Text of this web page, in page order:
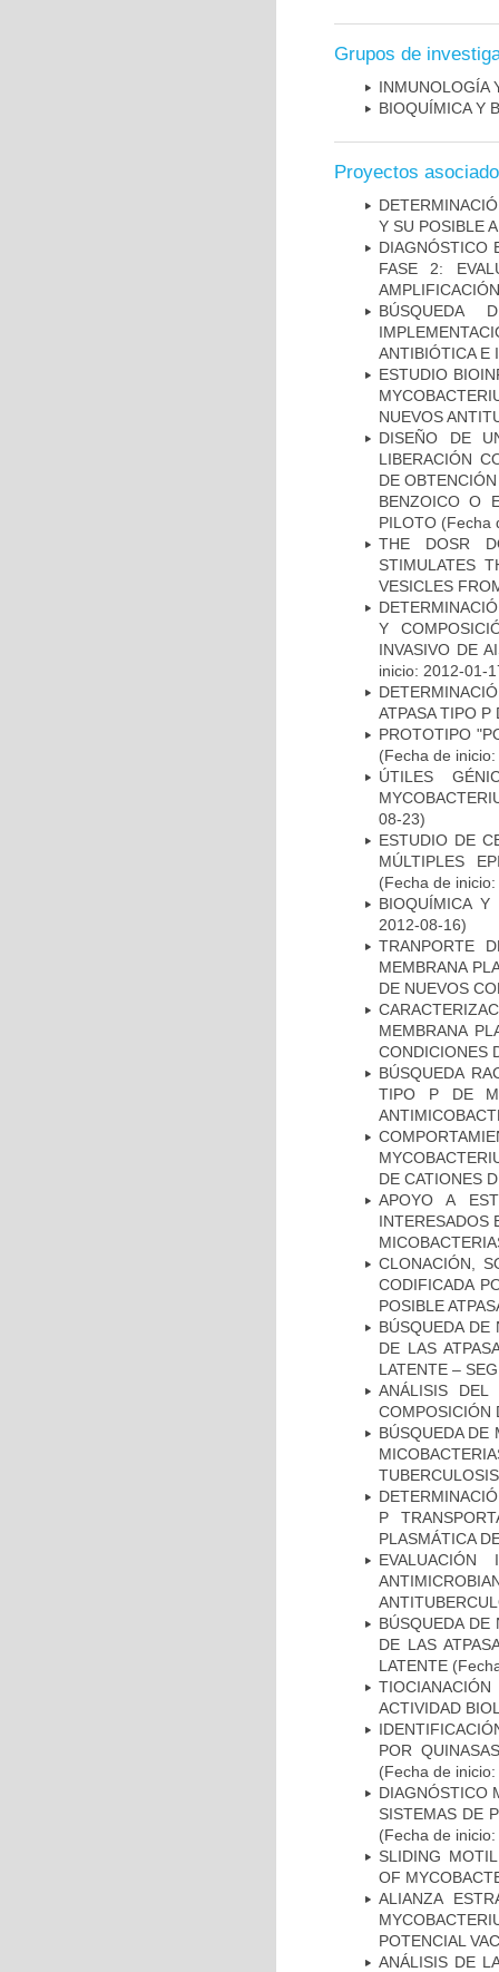
Grupos de
INMUNOLOGÍA
BIOQUÍMICA Y
Proyectos
Y SU POSIBLE
DIAGNÓSTICO
FASE 2:
BÚSQUEDA
ANTIBIÓTICA E
ESTUDIO
NUEVOS
DISEÑO DE
LIBERACIÓN
DE
BENZOICO O
PILOTO (Fecha
THE DOSR
STIMULATES
VESICLES
Y
INVASIVO DE
inicio: 2012-01-
ATPASA TIPO
PROTOTIPO
(Fecha de
ÚTILES
08-23)
ESTUDIO DE
MÚLTIPLES
(Fecha de
BIOQUÍMICA Y
2012-08-16)
TRANPORTE
MEMBRANA
DE NUEVOS
MEMBRANA
CONDICIONES
BÚSQUEDA
TIPO P DE
DE CATIONES
APOYO A
INTERESADOS
CLONACIÓN,
CODIFICADA
POSIBLE
BÚSQUEDA DE
DE LAS
LATENTE –
ANÁLISIS DEL
COMPOSICIÓN
BÚSQUEDA DE
P
PLASMÁTICA
BÚSQUEDA DE
DE LAS
LATENTE
ACTIVIDAD
POR
(Fecha de
DIAGNÓSTICO
SISTEMAS DE
(Fecha de
SLIDING
OF
ALIANZA
POTENCIAL
ANÁLISIS DE